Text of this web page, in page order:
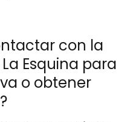
con la
Esquina para
o obtener